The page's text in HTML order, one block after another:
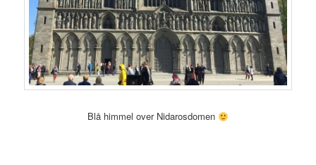
Blå himmel over Nidarosdomen